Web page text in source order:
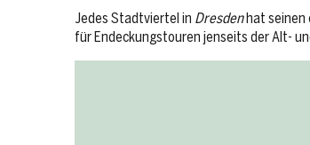
Jedes Stadtviertel in Dresdenhat seinen
für Endeckungstouren jenseits der Alt-